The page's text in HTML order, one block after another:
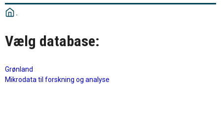
Vælg database:
Grønland
Mikrodata til forskning og analyse